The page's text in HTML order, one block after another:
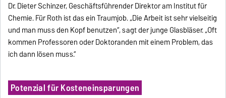
Dr. Dieter Schinzer, Geschäftsführender Direktor am Institut für
Chemie. Für Roth ist das ein Traumjob. „Die Arbeit ist sehr vielseitig
und man muss den Kopf benutzen“, sagt der junge Glasbläser. „Oft
kommen Professoren oder Doktoranden mit einem Problem, das
ich dann lösen muss.“
Potenzial für Kosteneinsparungen